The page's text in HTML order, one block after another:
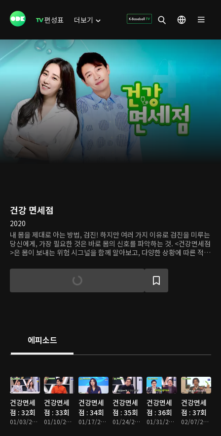
편성표 더보기
건강 면세점
2020
내 몸을 제대로 아는 방법, 검진! 하지만 여러 가지 이유로 검진을 미루는
당신에게, 가장 필요한 것은 바로 몸의 신호를 파악하는 것. <건강면세점
>은 몸이 보내는 위험 시그널을 함께 알아보고, 다양한 상황에 따른 적절
에피소드
건강면세
점 : 32회
01/03/2021 • 48분
건강면세
점 : 33회
01/10/2021 • 48분
건강면세
점 : 34회
01/17/2021 • 49분
건강면세
점 : 35회
01/24/2021 • 48분
건강면세
점 : 36회
01/31/2021 • 48분
건강면세
점 : 37회
02/07/2021 • 48분